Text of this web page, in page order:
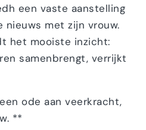
een vaste aanstelling
met zijn vrouw.
het mooiste inzicht:
samenbrengt, verrijkt
ode aan veerkracht,
**